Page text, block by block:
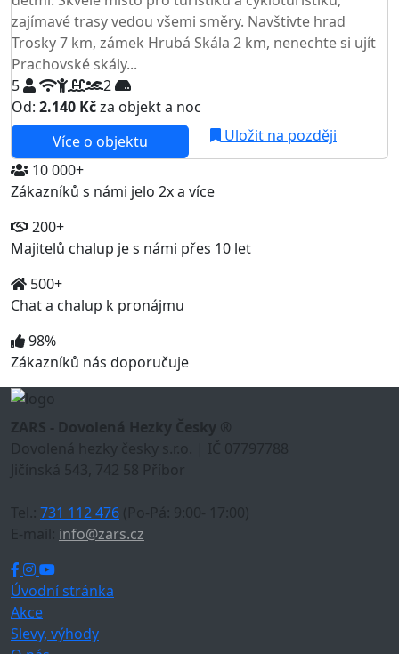
zajímavé trasy vedou všemi směry. Navštivte hrad
Trosky 7 km, zámek Hrubá Skála 2 km, nenechte si ujít
Prachovské skály...
5
2
Od: 2.140 Kčza objekt a noc
Více o objektu
Uložit na později
10 000+
Zákazníků s námi jelo 2x a více
200+
Majitelů chalup je s námi přes 10 let
500+
Chat a chalup k pronájmu
98%
Zákazníků nás doporučuje
ZARS - Dovolená Hezky Česky ®
Dovolená hezky česky s.r.o. | IČ 07797788
Jičínská 543, 742 58 Příbor
Tel.: 731 112 476 (Po-Pá: 9:00- 17:00)
E-mail: info@zars.cz
Úvodní stránka
Akce
Slevy, výhody